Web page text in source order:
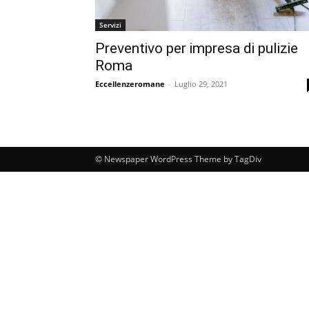
Servizi
Preventivo per impresa di pulizie
Roma
Eccellenzeromane - Luglio 29, 2021
© Newspaper WordPress Theme by TagDiv